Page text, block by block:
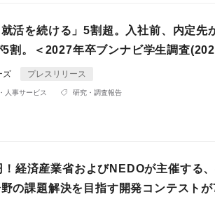
就活を続ける」5割超。入社前、内定先
割。＜2027年卒ブンナビ学生調査
ズ プレスリリース
人事サービス 研究・調査報告
経済産業省およびNEDOが主催する
の課題解決を目指す開発コンテスト